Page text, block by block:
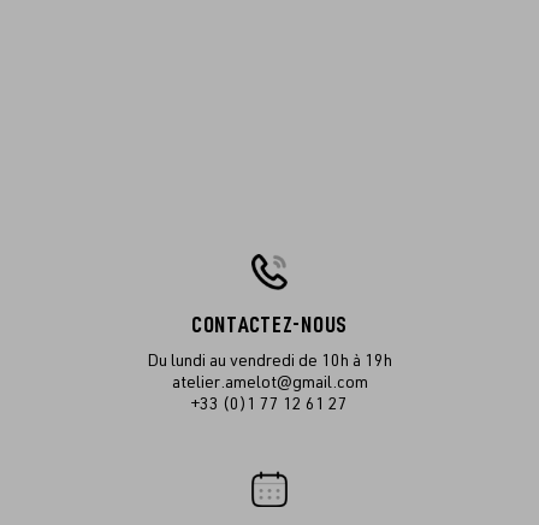
CONTACTEZ-NOUS
Du lundi au vendredi de 10h à 19h
atelier.amelot@gmail.com
+33 (0)1 77 12 61 27